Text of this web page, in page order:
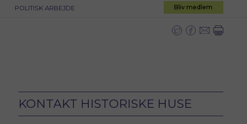
POLITISK ARBEJDE Bliv medlem
KONTAKT HISTORISKE HUSE